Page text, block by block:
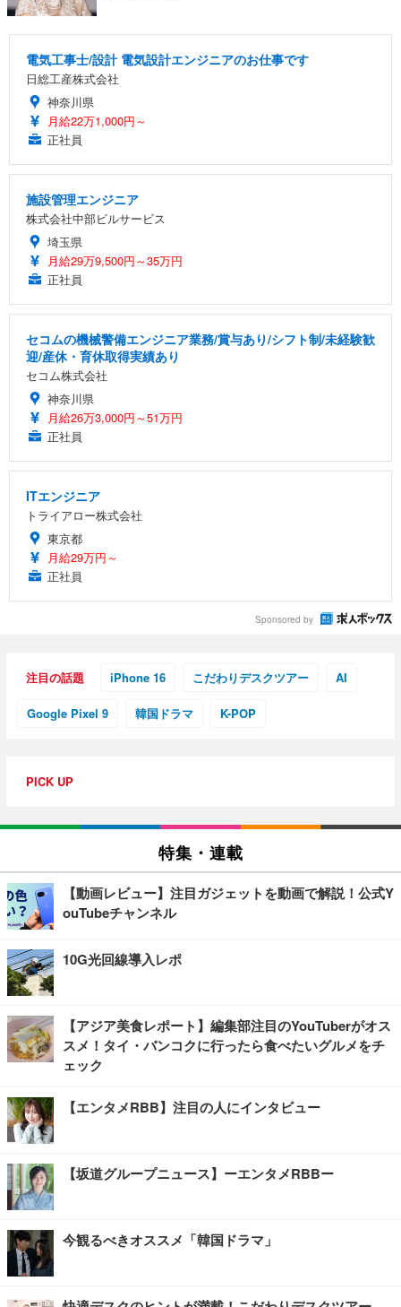
電気工事士/設計 電気設計エンジニアのお仕事です
日総工産株式会社
神奈川県
月給22万1,000円～
正社員
施設管理エンジニア
株式会社中部ビルサービス
埼玉県
月給29万9,500円～35万円
正社員
セコムの機械警備エンジニア業務/賞与あり/シフト制/未経験歓
迎/産休・育休取得実績あり
セコム株式会社
神奈川県
月給26万3,000円～51万円
正社員
ITエンジニア
トライアロー株式会社
東京都
月給29万円～
正社員
Sponsored by
注目の話題 iPhone 16 こだわりデスクツアー AI
Google Pixel 9 韓国ドラマ K-POP
PICK UP
特集・連載
【動画レビュー】注目ガジェットを動画で解説！公式Y
ouTubeチャンネル
10G光回線導入レポ
【アジア美食レポート】編集部注目のYouTuberがオス
スメ！タイ・バンコクに行ったら食べたいグルメをチ
ェック
【エンタメRBB】注目の人にインタビュー
【坂道グループニュース】ーエンタメRBBー
今観るべきオススメ「韓国ドラマ」